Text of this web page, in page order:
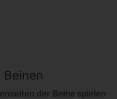
der Beine spielen